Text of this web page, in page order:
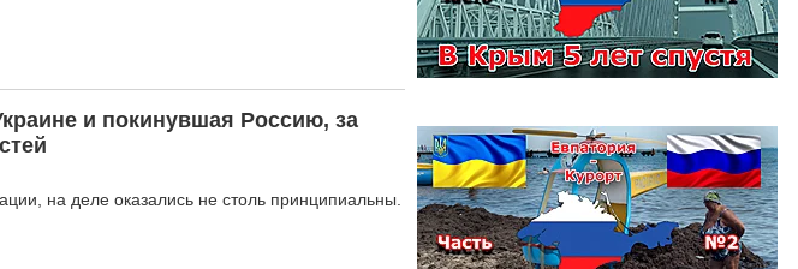
и покинувшая Россию, за
на деле оказались не столь принципиальны.